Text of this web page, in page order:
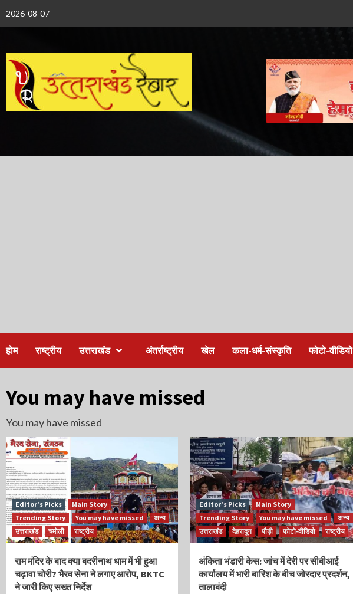
2026-08-07
होम राष्ट्रीय उत्तराखंड अंतर्राष्ट्रीय खेल कला-धर्म-संस्कृति फोटो-वीडियो
You may have missed
You may have missed
Editor’s Picks
Main Story
Trending Story
You may have missed
अन्य
उत्तराखंड
चमोली राष्ट्रीय
राम मंदिर के बाद क्या बदरीनाथ धाम में भी हुआ
चढ़ावा चोरी? भैरव सेना ने लगाए आरोप, BKTC
ने जारी किए सख्त निर्देश
Editor’s Picks
Main Story
Trending Story
You may have missed
अन्य
उत्तराखंड
देहरादून पौड़ी फोटो-वीडियो राष्ट्रीय
अंकिता भंडारी केस: जांच में देरी पर सीबीआई
कार्यालय में भारी बारिश के बीच जोरदार प्रदर्शन,
तालाबंदी